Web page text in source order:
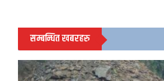
सम्बन्धित खबरहरु